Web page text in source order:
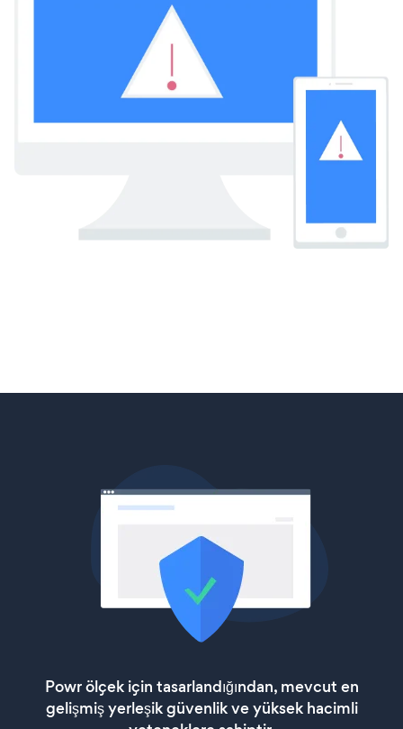
Powr ölçek için tasarlandığından, mevcut en
gelişmiş yerleşik güvenlik ve yüksek hacimli